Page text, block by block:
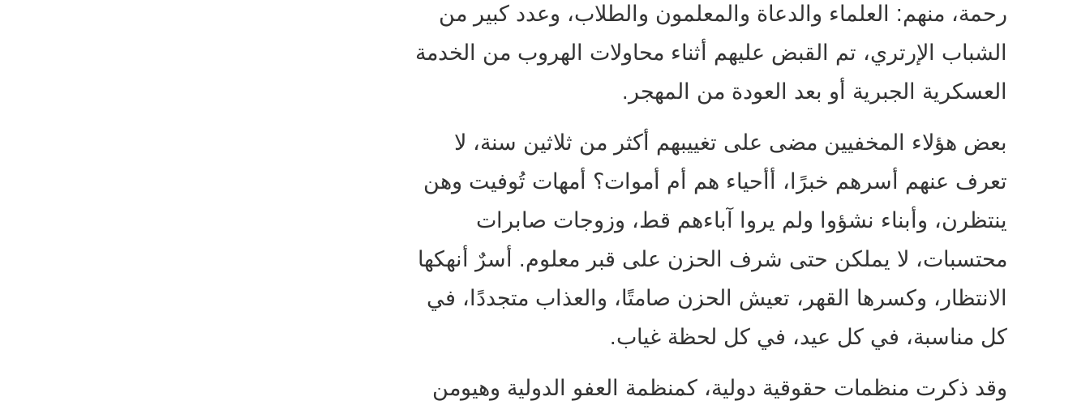
رحمة، منهم: العلماء والدعاة والمعلمون والطلاب، وعدد كبير من
الشباب الإرتري، تم القبض عليهم أثناء محاولات الهروب من الخدمة
العسكرية الجبرية أو بعد العودة من المهجر.
بعض هؤلاء المخفيين مضى على تغييبهم أكثر من ثلاثين سنة، لا
تعرف عنهم أسرهم خبرًا، أأحياء هم أم أموات؟ أمهات تُوفيت وهن
ينتظرن، وأبناء نشؤوا ولم يروا آباءهم قط، وزوجات صابرات
محتسبات، لا يملكن حتى شرف الحزن على قبر معلوم. أسرٌ أنهكها
الانتظار، وكسرها القهر، تعيش الحزن صامتًا، والعذاب متجددًا، في
كل مناسبة، في كل عيد، في كل لحظة غياب.
وقد ذكرت منظمات حقوقية دولية، كمنظمة العفو الدولية وهيومن